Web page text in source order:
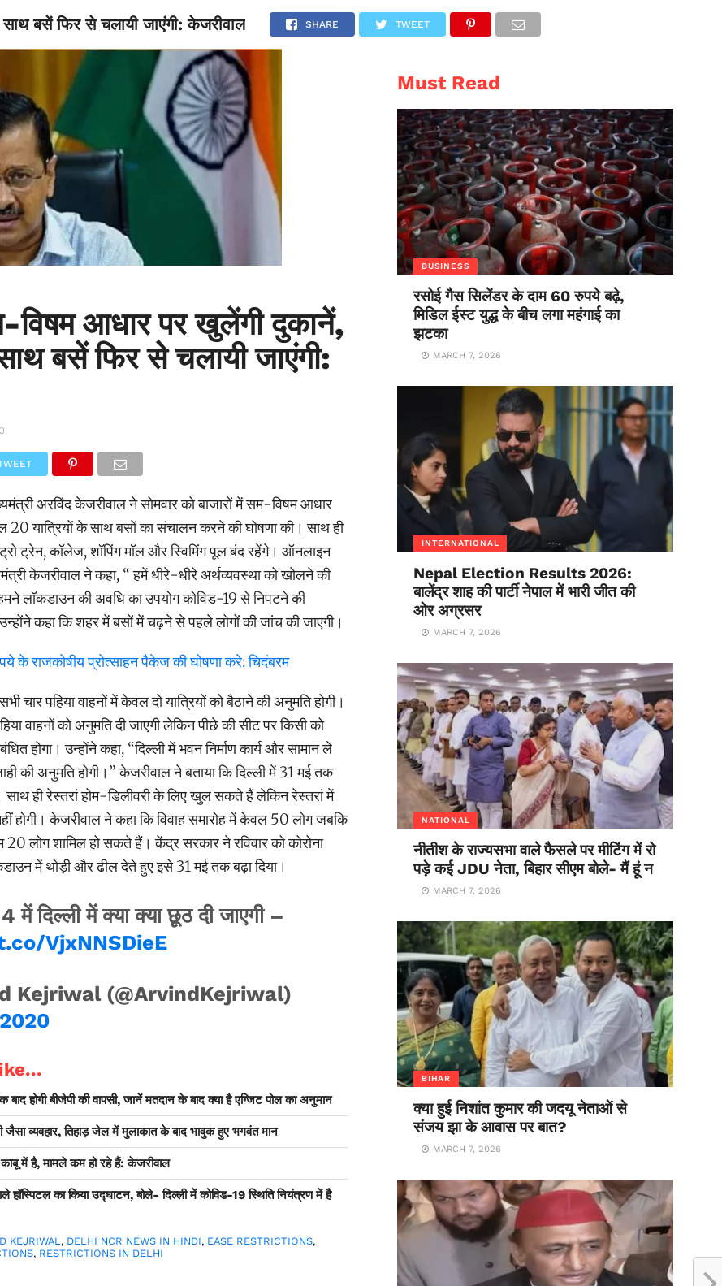
NATIONAL SPORTS SCIENCE POLITICS INTERNATIONAL ENTERTAINMENT
बसें फिर से चलायी जाएंगी: केजरीवाल SHARE TWEET
विषम आधार पर खुलेंगी दुकानें,
बसें फिर से चलायी जाएंगी:
अरविंद केजरीवाल ने सोमवार को बाजारों में सम-विषम आधार
यात्रियों के साथ बसों का संचालन करने की घोषणा की। साथ ही
ट्रेन, कॉलेज, शॉपिंग मॉल और स्विमिंग पूल बंद रहेंगे। ऑनलाइन
केजरीवाल ने कहा, “ हमें धीरे-धीरे अर्थव्यवस्था को खोलने की
लॉकडाउन की अवधि का उपयोग कोविड-19 से निपटने की
कहा कि शहर में बसों में चढ़ने से पहले लोगों की जांच की जाएगी।
के राजकोषीय प्रोत्साहन पैकेज की घोषणा करे: चिदंबरम
चार पहिया वाहनों में केवल दो यात्रियों को बैठाने की अनुमति होगी।
वाहनों को अनुमति दी जाएगी लेकिन पीछे की सीट पर किसी को
होगा। उन्होंने कहा, “दिल्ली में भवन निर्माण कार्य और सामान ले
की अनुमति होगी।” केजरीवाल ने बताया कि दिल्ली में 31 मई तक
साथ ही रेस्तरां होम-डिलीवरी के लिए खुल सकते हैं लेकिन रेस्तरां में
होगी। केजरीवाल ने कहा कि विवाह समारोह में केवल 50 लोग जबकि
लोग शामिल हो सकते हैं। केंद्र सरकार ने रविवार को कोरोना
में थोड़ी और ढील देते हुए इसे 31 मई तक बढ़ा दिया।
में दिल्ली में क्या क्या छूठ दी जाएगी –
VjxNNSDieE
Kejriwal (@ArvindKejriwal)
होगी बीजेपी की वापसी, जानें मतदान के बाद क्या है एग्जिट पोल का अनुमान
व्यवहार, तिहाड़ जेल में मुलाकात के बाद भावुक हुए भगवंत मान
काबू में है, मामले कम हो रहे हैं: केजरीवाल
का किया उद्घाटन, बोले- दिल्ली में कोविड-19 स्थिति नियंत्रण में है
KEJRIWAL, DELHI NCR NEWS IN HINDI, EASE RESTRICTIONS,
, RESTRICTIONS IN DELHI
Must Read
BUSINESS
रसोई गैस सिलेंडर के दाम 60 रुपये बढ़े,
मिडिल ईस्ट युद्ध के बीच लगा महंगाई का
झटका
MARCH 7, 2026
INTERNATIONAL
Nepal Election Results 2026:
बालेंद्र शाह की पार्टी नेपाल में भारी जीत की
ओर अग्रसर
MARCH 7, 2026
NATIONAL
नीतीश के राज्यसभा वाले फैसले पर मीटिंग में रो
पड़े कई JDU नेता, बिहार सीएम बोले- मैं हूं न
MARCH 7, 2026
BIHAR
क्या हुई निशांत कुमार की जदयू नेताओं से
संजय झा के आवास पर बात?
MARCH 7, 2026